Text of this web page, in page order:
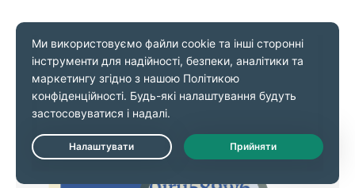
Live Chat